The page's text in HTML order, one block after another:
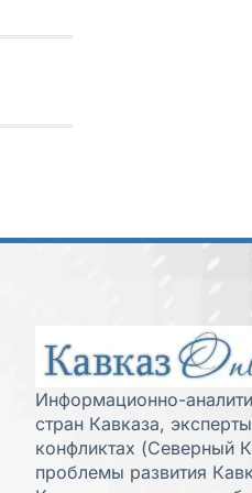
Информационно-
стран Кавказа,
конфликтах (Северный
проблемы развития